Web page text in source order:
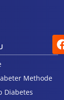
Methode
Diabetes